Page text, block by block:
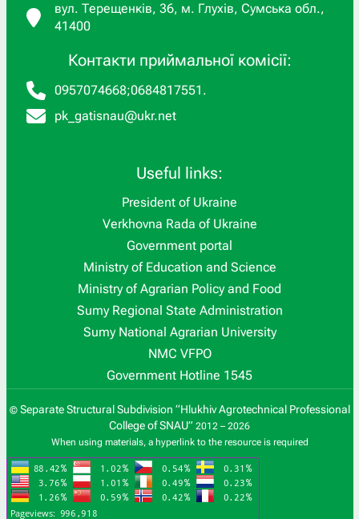
вул. Терещенків, 36, м. Глухів, Сумська обл.,
41400
Контакти приймальної комісії:
0957074668;0684817551 .
pk_gatisnau@ukr.net
Useful links:
President of Ukraine
Verkhovna Rada of Ukraine
Government portal
Ministry of Education and Science
Ministry of Agrarian Policy and Food
Sumy Regional State Administration
Sumy National Agrarian University
NMC VFPO
Government Hotline 1545
© Separate Structural Subdivision “Hlukhiv Agrotechnical Professional
College of SNAU” 2012 – 2026
When using materials, a hyperlink to the resource is required